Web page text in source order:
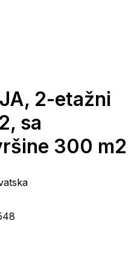
2-etažni
sa
300 m2